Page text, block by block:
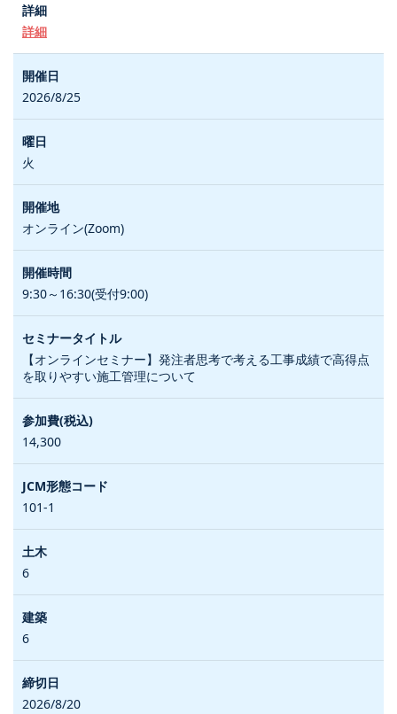
詳細
2026/8/25
火
オンライン(Zoom)
9:30～16:30(受付9:00)
【オンラインセミナー】発注者思考で考える工事成績で高得点
を取りやすい施工管理について
14,300
101-1
6
6
2026/8/20